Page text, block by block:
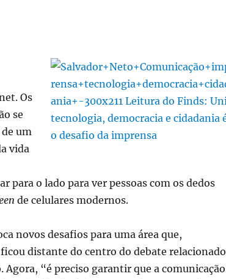
Os
se
um
vida
para o lado para ver pessoas com os dedos
de celulares modernos.
novos desafios para uma área que,
distante do centro do debate relacionado
Agora, “é preciso garantir que a comunicação